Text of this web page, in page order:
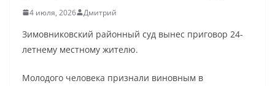
4 июля, 2026 Дмитрий
Зимовниковский районный суд вынес приговор 24-
летнему местному жителю.
Молодого человека признали виновным в